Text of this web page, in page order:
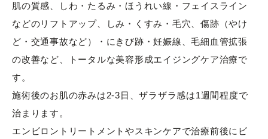
肌の質感、しわ・たるみ・ほうれい線・フェイスライン
などのリフトアップ、しみ・くすみ・毛穴、傷跡（やけ
ど・交通事故など）・にきび跡・妊娠線、毛細血管拡張
の改善など、トータルな美容形成エイジングケア治療で
す。
施術後のお肌の赤みは2-3日、ザラザラ感は1週間程度で
治まります。
エンビロントリートメントやスキンケアで治療前後にビ